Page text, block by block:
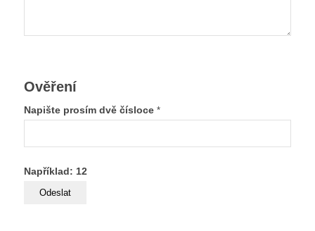
Ověření
Napište prosím dvě čísloce *
Například: 12